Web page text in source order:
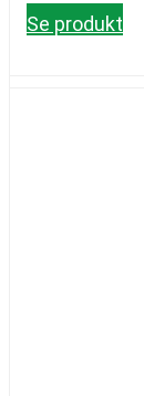
Se produkt